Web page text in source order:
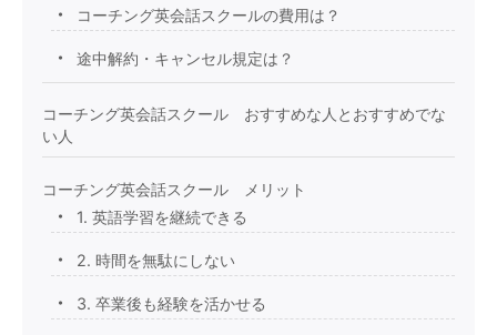
コーチング英会話スクールの費用は？
途中解約・キャンセル規定は？
コーチング英会話スクール おすすめな人とおすすめでな
い人
コーチング英会話スクール メリット
1. 英語学習を継続できる
2. 時間を無駄にしない
3. 卒業後も経験を活かせる